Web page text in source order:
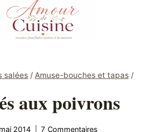
salées / Amuse-bouches et tapas /
aux poivrons
2014 7 Commentaires